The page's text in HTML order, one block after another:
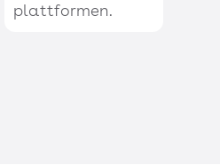
plattformen.